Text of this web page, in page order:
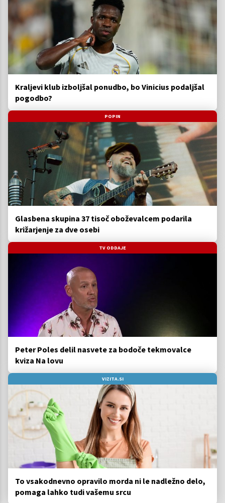
Kraljevi klub izboljšal ponudbo, bo Vinicius podaljšal
pogodbo?
POPIN
Glasbena skupina 37 tisoč oboževalcem podarila
križarjenje za dve osebi
TV ODDAJE
Peter Poles delil nasvete za bodoče tekmovalce
kviza Na lovu
VIZITA.SI
To vsakodnevno opravilo morda ni le nadležno delo,
pomaga lahko tudi vašemu srcu